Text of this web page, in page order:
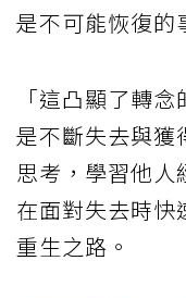
是不可能恢復的
「這凸顯了轉
是不斷失去與獲
思考，學習他人
在面對失去時快
重生之路。